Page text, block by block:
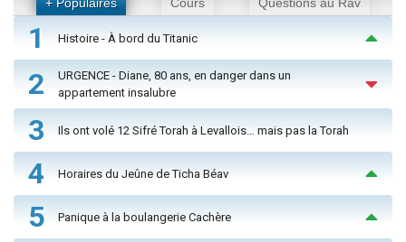
+ Populaires Cours Questions au Rav
1 Histoire - À bord du Titanic
2
URGENCE - Diane, 80 ans, en danger dans un
appartement insalubre
3 Ils ont volé 12 Sifré Torah à Levallois… mais pas la Torah
4 Horaires du Jeûne de Ticha Béav
5 Panique à la boulangerie Cachère